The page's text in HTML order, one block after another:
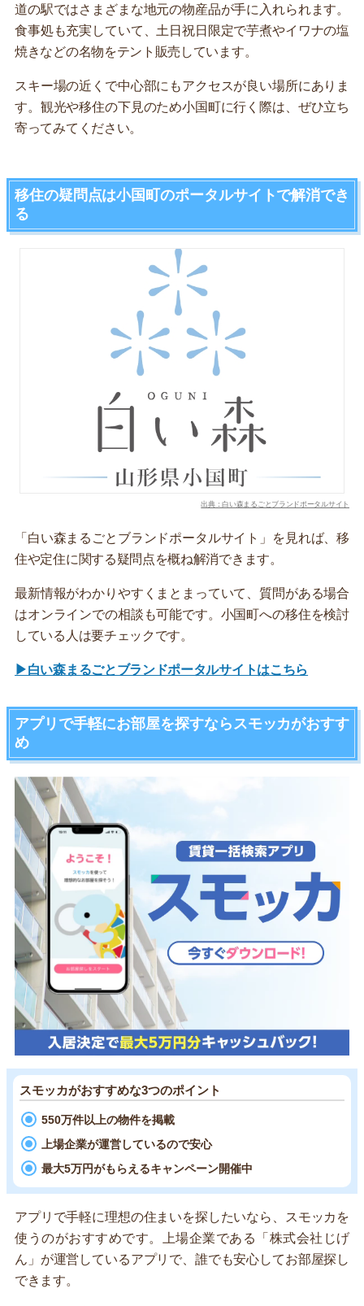
道の駅ではさまざまな地元の物産品が手に入れられます。
食事処も充実していて、土日祝日限定で芋煮やイワナの塩
焼きなどの名物をテント販売しています。
スキー場の近くで中心部にもアクセスが良い場所にありま
す。観光や移住の下見のため小国町に行く際は、ぜひ立ち
寄ってみてください。
移住の疑問点は小国町のポータルサイトで解消でき
る
出典：白い森まるごとブランドポータルサイト
「白い森まるごとブランドポータルサイト」を見れば、移
住や定住に関する疑問点を概ね解消できます。
最新情報がわかりやすくまとまっていて、質問がある場合
はオンラインでの相談も可能です。小国町への移住を検討
している人は要チェックです。
▶白い森まるごとブランドポータルサイトはこちら
アプリで手軽にお部屋を探すならスモッカがおすす
め
スモッカがおすすめな3つのポイント
550万件以上の物件を掲載
上場企業が運営しているので安心
最大5万円がもらえるキャンペーン開催中
アプリで手軽に理想の住まいを探したいなら、スモッカを
使うのがおすすめです。上場企業である「株式会社じげ
ん」が運営しているアプリで、誰でも安心してお部屋探し
できます。